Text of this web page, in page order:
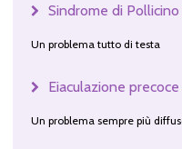
Sindrome di Pollicino
Un problema tutto di testa
Eiaculazione precoce
Un problema sempre più